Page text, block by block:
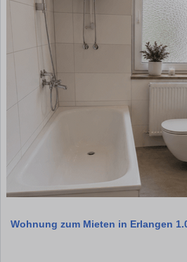
Wohnung zum Mieten in Erlangen